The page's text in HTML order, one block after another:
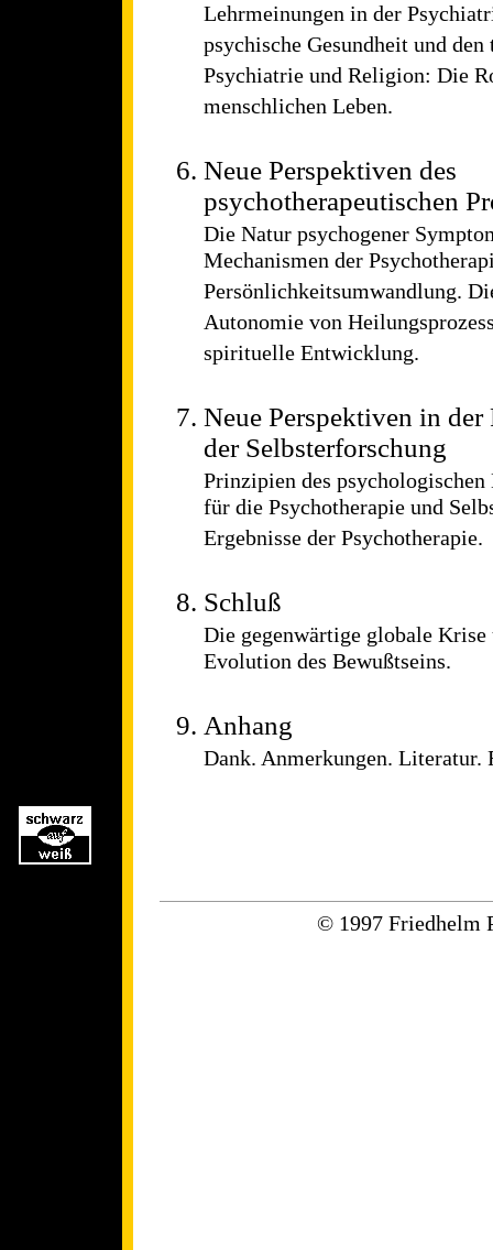
Lehrmeinungen in der
psychische Gesundheit und
Psychiatrie und Religion: Die
menschlichen Leben.
Neue Perspektiven des
psychotherapeutischen
Die Natur psychogener
Mechanismen der
Persönlichkeitsumwandlung.
Autonomie von
spirituelle Entwicklung.
Neue Perspektiven in
der Selbsterforschung
Prinzipien des psychologischen
für die Psychotherapie und
Ergebnisse der Psychotherapie.
Schluß
Die gegenwärtige globale
Evolution des Bewußtseins.
Anhang
Dank. Anmerkungen. Literatur.
© 1997 Friedhelm